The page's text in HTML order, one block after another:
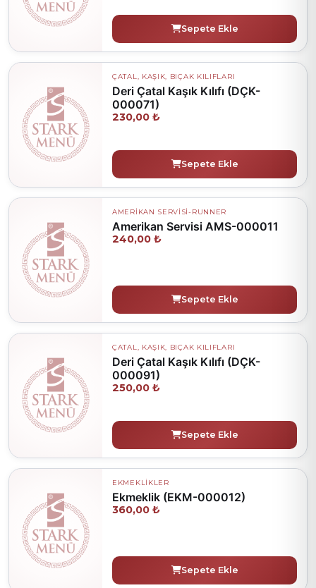
Sepete Ekle
ÇATAL, KAŞIK, BIÇAK KILIFLARI
Deri Çatal Kaşık Kılıfı (DÇK-
000071)
230,00 ₺
Sepete Ekle
AMERİKAN SERVİSİ-RUNNER
Amerikan Servisi AMS-000011
240,00 ₺
Sepete Ekle
ÇATAL, KAŞIK, BIÇAK KILIFLARI
Deri Çatal Kaşık Kılıfı (DÇK-
000091)
250,00 ₺
Sepete Ekle
EKMEKLİKLER
Ekmeklik (EKM-000012)
360,00 ₺
Sepete Ekle